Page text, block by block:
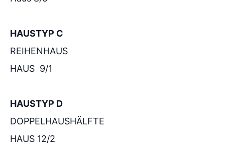
HAUSTYP C
REIHENHAUS
HAUS 9/1
HAUSTYP D
DOPPELHAUSHÄLFTE
HAUS 12/2